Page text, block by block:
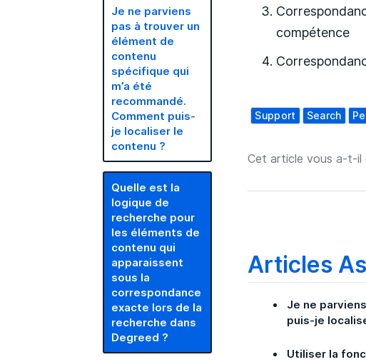
Je ne parviens
pas à trouver un
élément de
contenu
spécifique qui
m’a été
recommandé.
Comment puis-
je localiser le
contenu ?
Quelle est la
logique de
recherche pour
les éléments de
contenu qui
apparaissent
sous la
correspondance
exacte lors de la
recherche dans
Degreed ?
compétence
Support Search
Cet article vous a-t-il
Articles
Je ne
puis-je
Utiliser la